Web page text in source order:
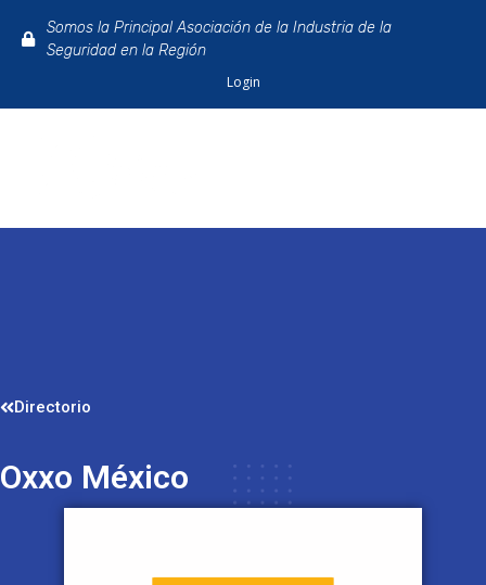
Somos la Principal Asociación de la Industria de la
Seguridad en la Región
Login
Directorio
Oxxo México